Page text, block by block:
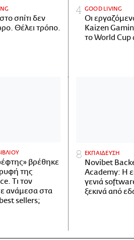
σπίτι δεν
Θέλει τρόπο.
GOOD LIVING
Οι
Kaizen
το World
βρέθηκε
της
Τι τον
ανάμεσα στα
sellers;
ΕΚΠΑΙΔΕΥΣΗ
Novibet
Academy: Η
γενιά
ξεκινά από